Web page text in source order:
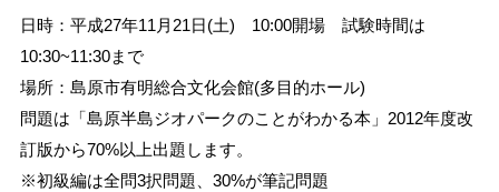
日時：平成27年11月21日(土) 10:00開場 試験時間は
10:30~11:30まで
場所：島原市有明総合文化会館(多目的ホール)
問題は「島原半島ジオパークのことがわかる本」2012年度改
訂版から70%以上出題します。
※初級編は全問3択問題、30%が筆記問題